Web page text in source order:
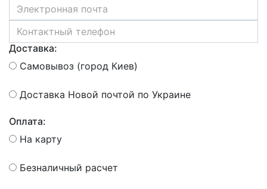
Доставка:
Самовывоз (город Киев)
Доставка Новой почтой по Украине
Оплата:
На карту
Безналичный расчет